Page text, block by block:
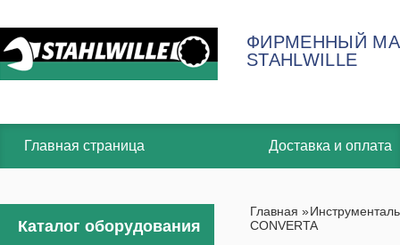
ФИРМЕННЫЙ
STAHLWILLE
Главная страница Доставка и оплата
Каталог оборудования
Главная »
CONVERTA